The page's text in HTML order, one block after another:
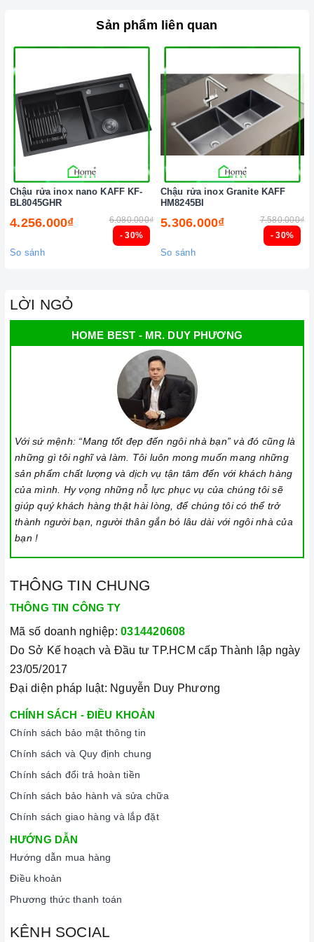
Sản phẩm liên quan
- 30%
Chậu rửa inox nano KAFF KF-
BL8045GHR
4.256.000₫ 6.080.000₫
So sánh
- 30%
Chậu rửa inox Granite KAFF
HM8245BI
5.306.000₫ 7.580.000₫
So sánh
LỜI NGỎ
HOME BEST - MR. DUY PHƯƠNG
Với sứ mệnh: “Mang tốt đẹp đến ngôi nhà bạn” và đó cũng là
những gì tôi nghĩ và làm. Tôi luôn mong muốn mang những
sản phẩm chất lượng và dịch vụ tận tâm đến với khách hàng
của mình. Hy vọng những nỗ lực phục vụ của chúng tôi sẽ
giúp quý khách hàng thật hài lòng, để chúng tôi có thể trở
thành người bạn, người thân gắn bó lâu dài với ngôi nhà của
bạn !
THÔNG TIN CHUNG
THÔNG TIN CÔNG TY
Mã số doanh nghiệp: 0314420608
Do Sở Kế hoạch và Đầu tư TP.HCM cấp Thành lập ngày
23/05/2017
Đại diện pháp luật: Nguyễn Duy Phương
CHÍNH SÁCH - ĐIỀU KHOẢN
Chính sách bảo mật thông tin
Chính sách và Quy định chung
Chính sách đổi trả hoàn tiền
Chính sách bảo hành và sửa chữa
Chính sách giao hàng và lắp đặt
HƯỚNG DẪN
Hướng dẫn mua hàng
Điều khoản
Phương thức thanh toán
KÊNH SOCIAL